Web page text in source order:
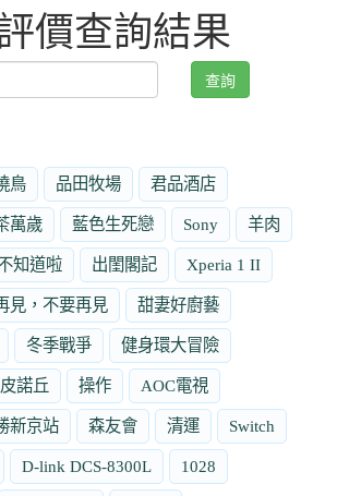
價查詢結果
查詢
鳥 品田牧場 君品酒店
萬歲 藍色生死戀 Sony 羊肉
知道啦 出閨閣記 Xperia 1 II
見，不要再見 甜妻好廚藝
冬季戰爭 健身環大冒險
皮諾丘 操作 AOC電視
新京站 森友會 清運 Switch
D-link DCS-8300L 1028